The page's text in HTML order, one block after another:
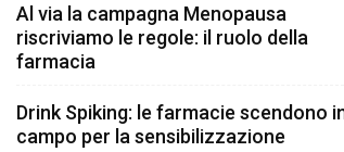
Al via la campagna Menopausa
riscriviamo le regole: il ruolo della
farmacia
Drink Spiking: le farmacie scendono
campo per la sensibilizzazione